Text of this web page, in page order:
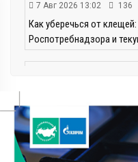
7 Авг 2026 13:02 136
Как уберечься от
Роспотребнадзора и
пройдут праздничные
7 Авг 2026 12:32 106
Маткапитал в деле: